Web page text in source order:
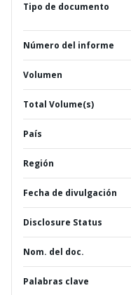
Tipo de documento
Número del informe
Volumen
Total Volume(s)
País
Región
Fecha de divulgación
Disclosure Status
Nom. del doc.
Palabras clave